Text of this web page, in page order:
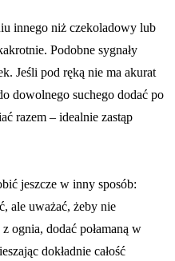
innego niż czekoladowy lub
Podobne sygnały
Jeśli pod ręką nie ma akurat
dowolnego suchego dodać po
razem – idealnie zastąp
jeszcze w inny sposób:
ale uważać, żeby nie
ognia, dodać połamaną w
dokładnie całość